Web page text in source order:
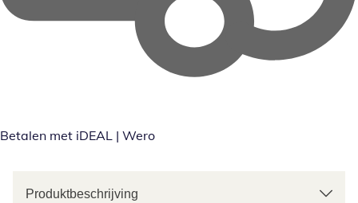
Betalen met iDEAL | Wero
Produktbeschrijving